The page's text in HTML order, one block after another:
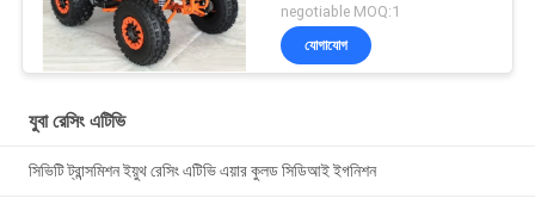
negotiable MOQ:1
যোগাযোগ
যুবা রেসিং এটিভি
সিভিটি ট্রান্সমিশন ইয়ুথ রেসিং এটিভি এয়ার কুলড সিডিআই ইগনিশন